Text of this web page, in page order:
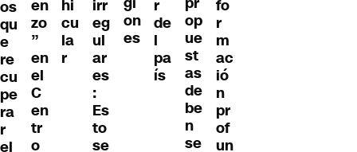
os
qu
e
re
cu
pe
ra
r
el
en
zo
”
en
el
C
en
tr
o
hi
cu
la
r
irr
eg
ul
ar
es
:
Es
to
se
on
es
r
de
l
pa
ís
op
ue
st
as
de
be
n
se
fo
r
m
ac
ió
n
pr
of
un